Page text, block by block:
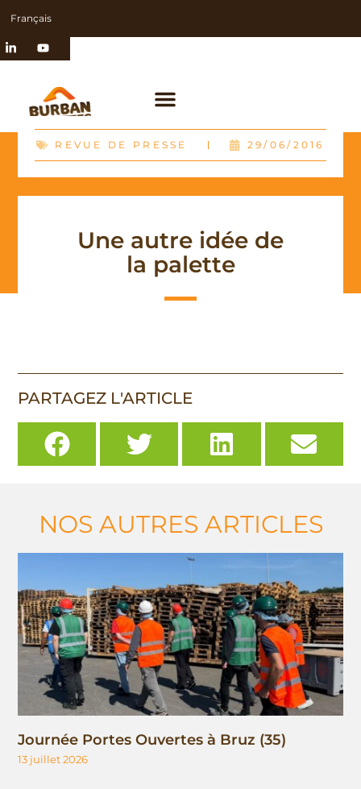
Français
REVUE DE PRESSE 29/06/2016
Une autre idée de
la palette
PARTAGEZ L'ARTICLE
NOS AUTRES ARTICLES
Journée Portes Ouvertes à Bruz (35)
13 juillet 2026